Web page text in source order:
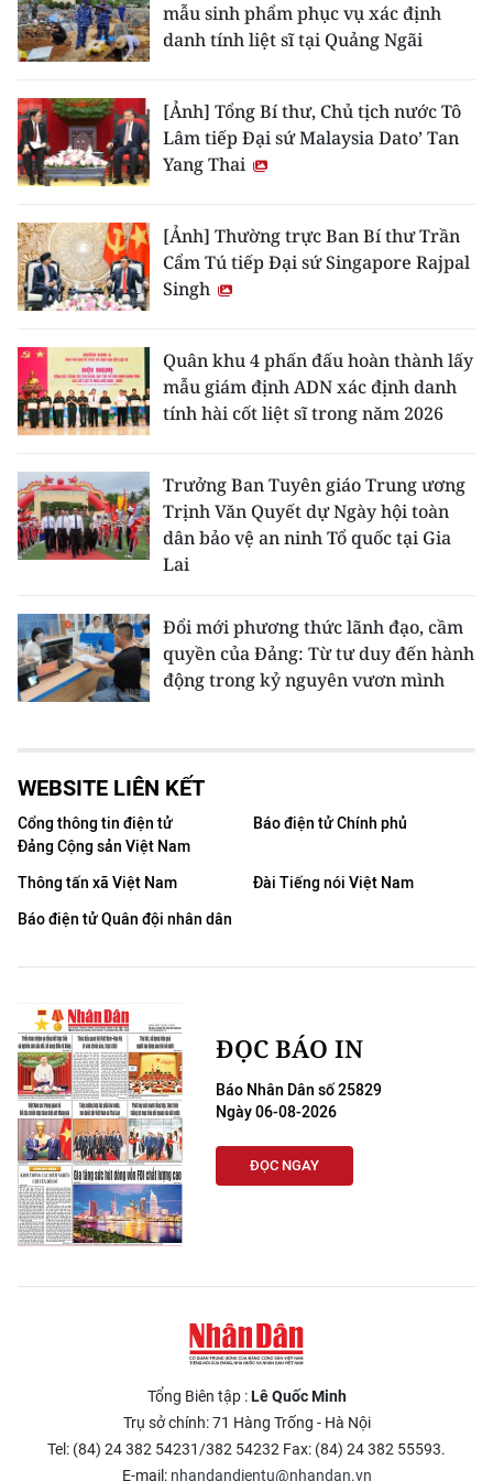
mẫu sinh phẩm phục vụ xác định
danh tính liệt sĩ tại Quảng Ngãi
[Ảnh] Tổng Bí thư, Chủ tịch nước Tô
Lâm tiếp Đại sứ Malaysia Dato’ Tan
Yang Thai
[Ảnh] Thường trực Ban Bí thư Trần
Cẩm Tú tiếp Đại sứ Singapore Rajpal
Singh
Quân khu 4 phấn đấu hoàn thành lấy
mẫu giám định ADN xác định danh
tính hài cốt liệt sĩ trong năm 2026
Trưởng Ban Tuyên giáo Trung ương
Trịnh Văn Quyết dự Ngày hội toàn
dân bảo vệ an ninh Tổ quốc tại Gia
Lai
Đổi mới phương thức lãnh đạo, cầm
quyền của Đảng: Từ tư duy đến hành
động trong kỷ nguyên vươn mình
WEBSITE LIÊN KẾT
Cổng thông tin điện tử
Đảng Cộng sản Việt Nam
Báo điện tử Chính phủ
Thông tấn xã Việt Nam
Đài Tiếng nói Việt Nam
Báo điện tử Quân đội nhân dân
ĐỌC BÁO IN
Báo Nhân Dân số 25829
Ngày 06-08-2026
ĐỌC NGAY
Tổng Biên tập :Lê Quốc Minh
Trụ sở chính: 71 Hàng Trống - Hà Nội
Tel: (84) 24 382 54231/382 54232 Fax: (84) 24 382 55593.
E-mail: nhandandientu@nhandan.vn